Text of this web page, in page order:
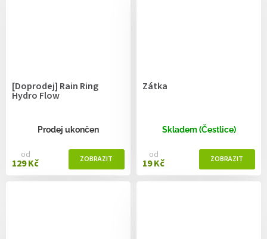
[Doprodej] Rain Ring
Hydro Flow
Prodej ukončen
od
129 Kč
Zátka
Skladem (Čestlice)
od
19 Kč